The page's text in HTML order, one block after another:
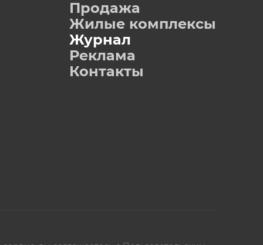
Продажа
Жилые комплексы
Журнал
Реклама
Контакты